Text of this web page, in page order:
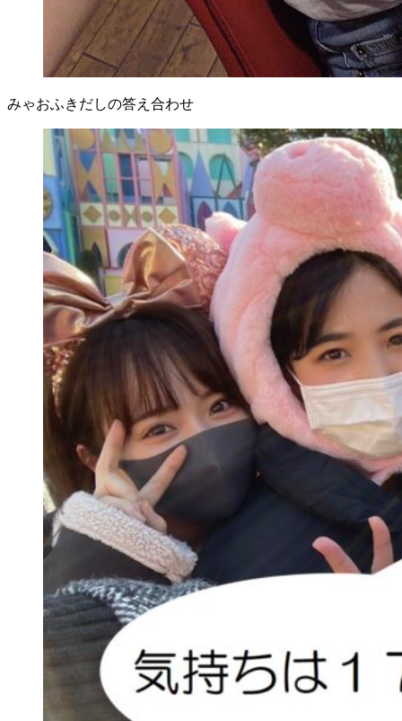
みゃおふきだしの答え合わせ